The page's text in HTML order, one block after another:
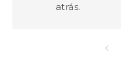
atrás.